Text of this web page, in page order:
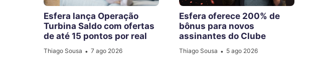
Esfera lança Operação
Turbina Saldo com ofertas
de até 15 pontos por real
Thiago Sousa • 7 ago 2026
Esfera oferece 200% de
bônus para novos
assinantes do Clube
Thiago Sousa • 5 ago 2026